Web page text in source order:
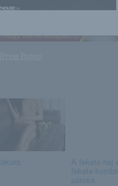
A fekete haj
fekete
párosa